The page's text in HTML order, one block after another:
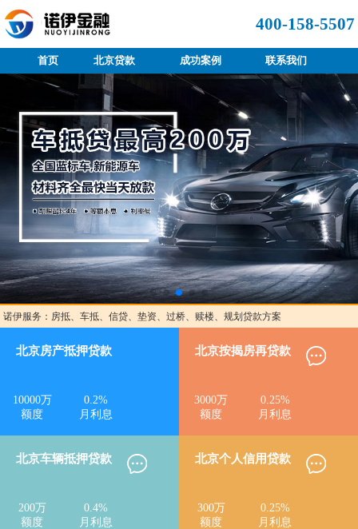
400-158-5507
首页 北京贷款 成功案例 联系我们
诺伊服务：房抵、车抵、信贷、垫资、过桥、赎楼、规划贷款方案
北京房产抵押贷款
10000万
额度
0.2%
月利息
北京按揭房再贷款
3000万
额度
0.25%
月利息
北京车辆抵押贷款
200万
额度
0.4%
月利息
北京个人信用贷款
300万
额度
0.25%
月利息